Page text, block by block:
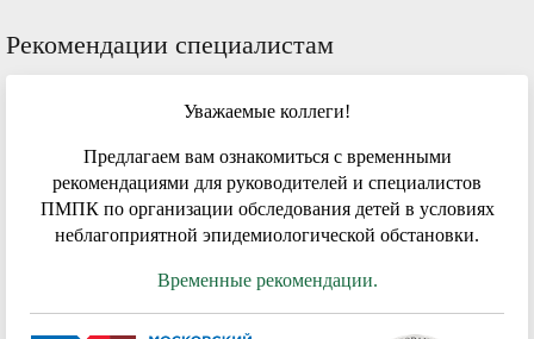
Рекомендации специалистам
Уважаемые коллеги!
Предлагаем вам ознакомиться с временными
рекомендациями для руководителей и специалистов
ПМПК по организации обследования детей в условиях
неблагоприятной эпидемиологической обстановки.
Временные рекомендации.